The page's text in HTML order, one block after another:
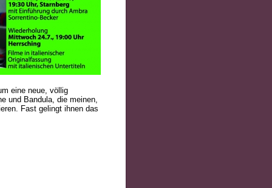
eine neue, völlig
und Bandula, die meinen,
Fast gelingt ihnen das